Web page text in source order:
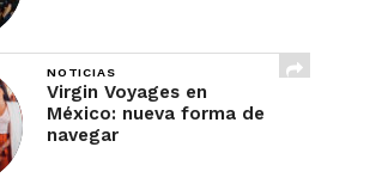
NOTICIAS
Virgin Voyages en
México: nueva forma de
navegar